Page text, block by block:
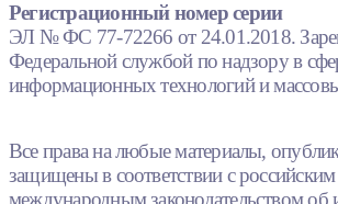
Регистрационный номер серии
ЭЛ № ФС 77-72266 от 24.01.2018.
Федеральной службой по надзору в
информационных технологий и
Все права на любые материалы,
защищены в соответствии с